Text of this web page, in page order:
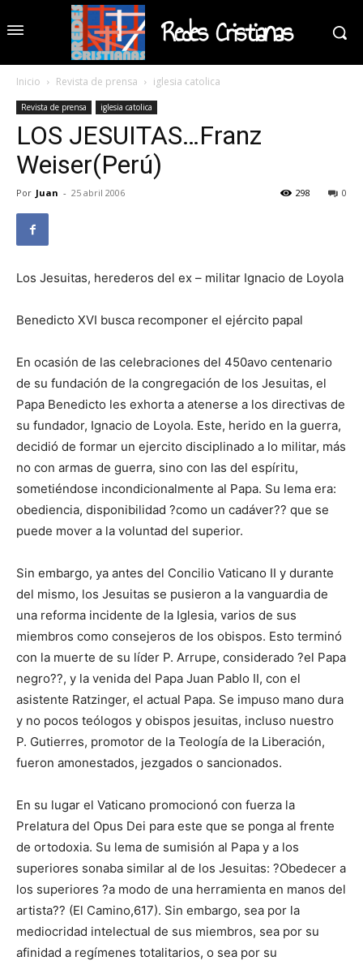
Redes Cristianas
Inicio Revista de prensa iglesia catolica
Revista de prensa iglesia catolica
LOS JESUITAS…Franz
Weiser(Perú)
Por Juan - 25 abril 2006 0
298
Los Jesuitas, herederos del ex – militar Ignacio de Loyola
Benedicto XVI busca recomponer el ejército papal
En ocasión de las celebraciones del 450avo centenario
de su fundación de la congregación de los Jesuitas, el
Papa Benedicto les exhorta a atenerse a los directivas de
su fundador, Ignacio de Loyola. Este, herido en la guerra,
decidió de formar un ejercito disciplinado a lo militar, más
no con armas de guerra, sino con las del espíritu,
sometiéndose incondicionalmente al Papa. Su lema era:
obediencia, disponibilidad ?como un cadáver?? que se
puede mover a la voluntad del superior.
Sin embargo, ya antes del Concilio Vaticano II y durante
del mismo, los Jesuitas se pusieron a la vanguardia de
una reforma incidente de la Iglesia, varios de sus
miembros como consejeros de los obispos. Esto terminó
con la muerte de su líder P. Arrupe, considerado ?el Papa
negro??, y la venida del Papa Juan Pablo II, con el
asistente Ratzinger, el actual Papa. Se impuso mano dura
y no pocos teólogos y obispos jesuitas, incluso nuestro
P. Gutierres, promotor de la Teología de la Liberación,
fueron amonestados, jezgados o sancionados.
En su lugar el Vaticano promocionó con fuerza la
Prelatura del Opus Dei para este que se ponga al frente
de ortodoxia. Su lema de sumisión al Papa y a los
superiores sonaba similar al de los Jesuitas: ?Obedecer a
los superiores ?a modo de una herramienta en manos del
artista?? (El Camino,617). Sin embargo, sea por la
mediocridad intelectual de sus miembros, sea por su
afinidad a regímenes totalitarios, o sea por su